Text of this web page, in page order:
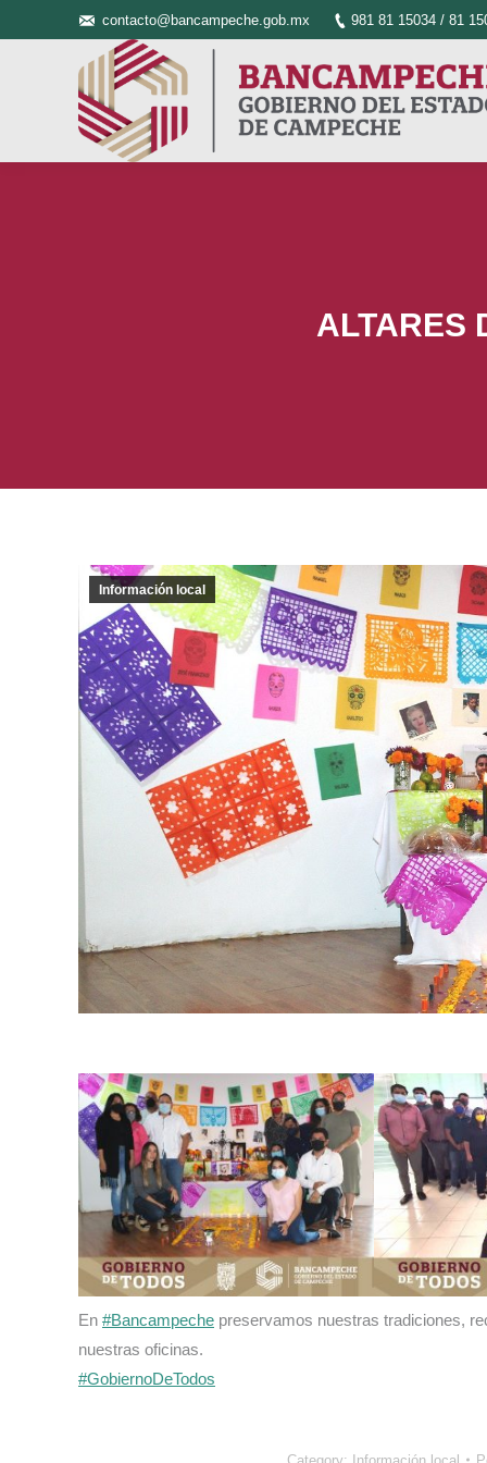
contacto@bancampeche.gob.mx 981 81 15034 / 81
ALTARES
Información local
En #Bancampeche preservamos nuestras tradiciones,
nuestras oficinas.
#GobiernoDeTodos